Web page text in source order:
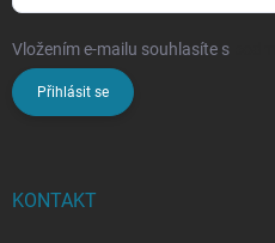
Vložením e-mailu souhlasíte s
Přihlásit se
KONTAKT